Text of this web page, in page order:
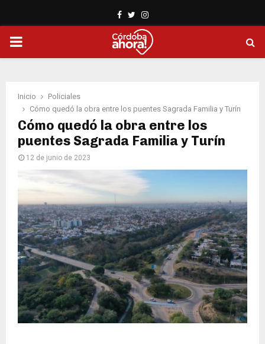
Facebook
TwitterInstagram
PRIMARY
Inicio
Policiales
Cómo quedó la obra entre los puentes Sagrada Familia y Turín
Cómo quedó la obra entre los
puentes Sagrada Familia y Turín
12 de junio de 2023